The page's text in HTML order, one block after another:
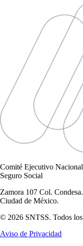
Comité Ejecutivo
Seguro Social
Zamora 107 Col.
Ciudad de México.
© 2026 SNTSS. Todos los
Aviso de Privacidad